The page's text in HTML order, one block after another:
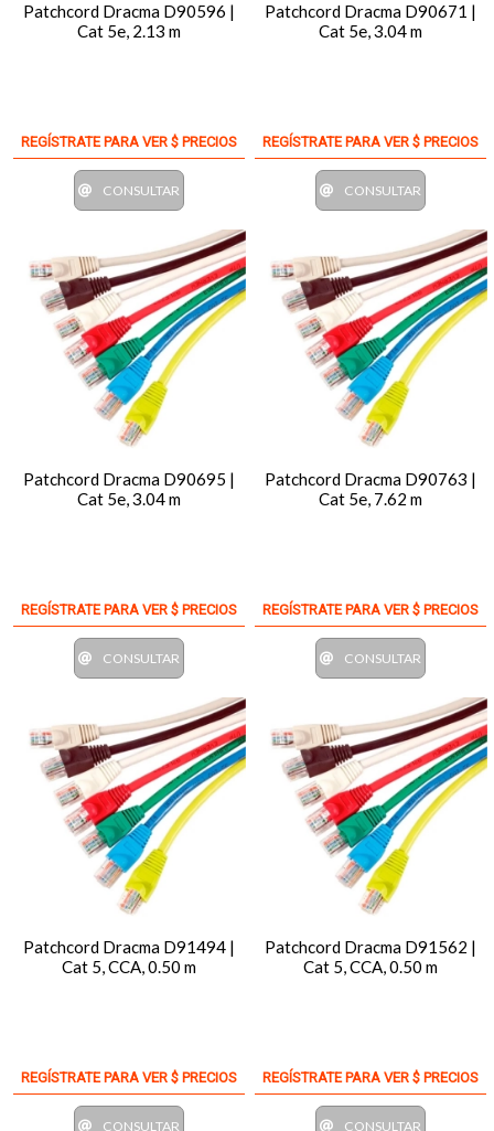
Patchcord Dracma D90596 |
Cat 5e, 2.13 m
REGÍSTRATE PARA VER $ PRECIOS
CONSULTAR
Patchcord Dracma D90671 |
Cat 5e, 3.04 m
REGÍSTRATE PARA VER $ PRECIOS
CONSULTAR
Patchcord Dracma D90695 |
Cat 5e, 3.04 m
REGÍSTRATE PARA VER $ PRECIOS
CONSULTAR
Patchcord Dracma D90763 |
Cat 5e, 7.62 m
REGÍSTRATE PARA VER $ PRECIOS
CONSULTAR
Patchcord Dracma D91494 |
Cat 5, CCA, 0.50 m
REGÍSTRATE PARA VER $ PRECIOS
CONSULTAR
Patchcord Dracma D91562 |
Cat 5, CCA, 0.50 m
REGÍSTRATE PARA VER $ PRECIOS
CONSULTAR